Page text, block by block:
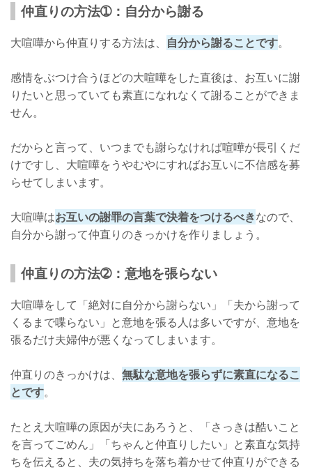
仲直りの方法➀：自分から謝る
大喧嘩から仲直りする方法は、 自分から謝ることです。
感情をぶつけ合うほどの大喧嘩をした直後は、お互いに謝
りたいと思っていても素直になれなくて謝ることができま
せん。
だからと言って、いつまでも謝らなければ喧嘩が長引くだ
けですし、大喧嘩をうやむやにすればお互いに不信感を募
らせてしまいます。
大喧嘩はお互いの謝罪の言葉で決着をつけるべきなので、
自分から謝って仲直りのきっかけを作りましょう。
仲直りの方法➁：意地を張らない
大喧嘩をして「絶対に自分から謝らない」「夫から謝って
くるまで喋らない」と意地を張る人は多いですが、意地を
張るだけ夫婦仲が悪くなってしまいます。
仲直りのきっかけは、 無駄な意地を張らずに素直になるこ
とです。
たとえ大喧嘩の原因が夫にあろうと、「さっきは酷いこと
を言ってごめん」「ちゃんと仲直りしたい」と素直な気持
ちを伝えると、夫の気持ちを落ち着かせて仲直りができる